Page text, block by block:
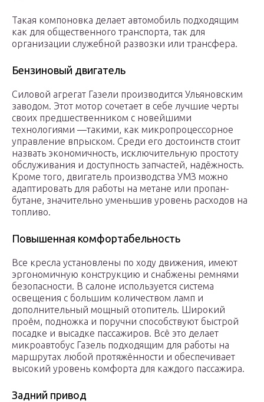
Такая компоновка делает автомобиль подходящим
как для общественного транспорта, так для
организации служебной развозки или трансфера.
Бензиновый двигатель
Силовой агрегат Газели производится Ульяновским
заводом. Этот мотор сочетает в себе лучшие черты
своих предшественником с новейшими
технологиями —такими, как микропроцессорное
управление впрыском. Среди его достоинств стоит
назвать экономичность, исключительную простоту
обслуживания и доступность запчастей, надёжность.
Кроме того, двигатель производства УМЗ можно
адаптировать для работы на метане или пропан-
бутане, значительно уменьшив уровень расходов на
топливо.
Повышенная комфортабельность
Все кресла установлены по ходу движения, имеют
эргономичную конструкцию и снабжены ремнями
безопасности. В салоне используется система
освещения с большим количеством ламп и
дополнительный мощный отопитель. Широкий
проём, подножка и поручни способствуют быстрой
посадке и высадке пассажиров. Всё это делает
микроавтобус Газель подходящим для работы на
маршрутах любой протяжённости и обеспечивает
высокий уровень комфорта для каждого пассажира.
Задний привод